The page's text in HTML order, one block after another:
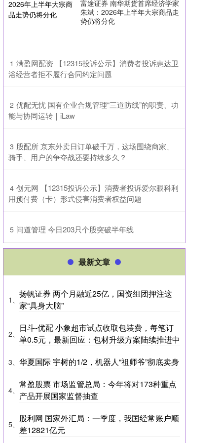
富途证券 南华期货首席经济学家
朱斌：2026年上半年大宗商品走
势仍将分化
1 ​满盈网配资 【12315投诉公示】消费者投诉惠达卫
浴经营者拒不履行合同约定问题
2 ​优配无忧 国有企业合规管理“三道防线”的职责、功
能与协同运转｜iLaw
3 ​股配所 京东外卖日订单破千万，这场围绕商家、
骑手、用户的争夺战还要持续多久？
4 ​创元网 【12315投诉公示】消费者投诉爱尔眼科利
用预付费（卡）形式侵害消费者权益问题
5 ​问道管理 今日203只个股突破半年线
最新文章
1、
扬帆证券 两个月融近25亿，国资组团押注这
家“具身大脑”
2、
日斗-优配 小象超市试点收取包装费，每笔订
单0.5元，最新回应：包材升级方案陆续推进中
3、 华夏国际 宇树的1/2，机器人“祖师爷”彻底卖身
4、
常盈股票 市场监管总局：今年将对173种重点
产品开展国家监督抽查
5、
股利网 国家外汇局：一季度，我国经常账户顺
差12821亿元